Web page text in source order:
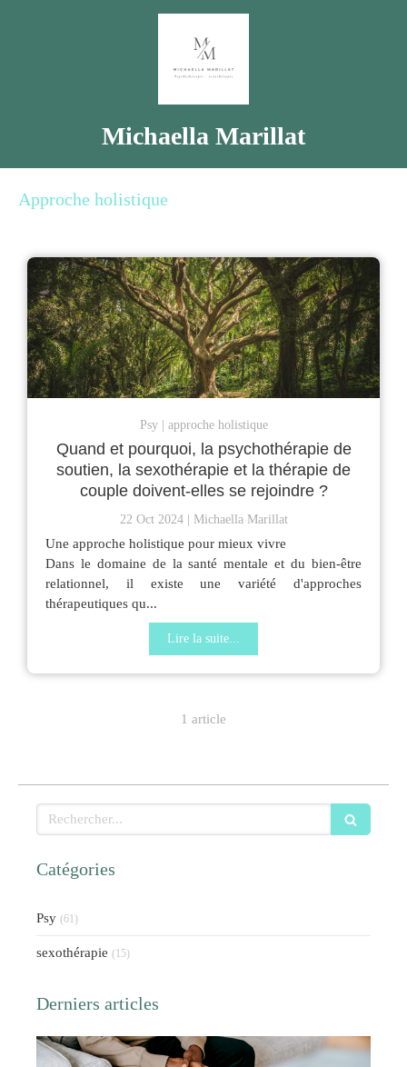
Michaella Marillat
Approche holistique
Psy approche holistique
Quand et pourquoi, la psychothérapie de
soutien, la sexothérapie et la thérapie de
couple doivent-elles se rejoindre ?
22 Oct 2024 Michaella Marillat
Une approche holistique pour mieux vivre
Dans le domaine de la santé mentale et du bien-être
relationnel, il existe une variété d'approches
thérapeutiques qu...
Lire la suite...
1 article
Rechercher
Catégories
Psy (61)
sexothérapie (15)
Derniers articles